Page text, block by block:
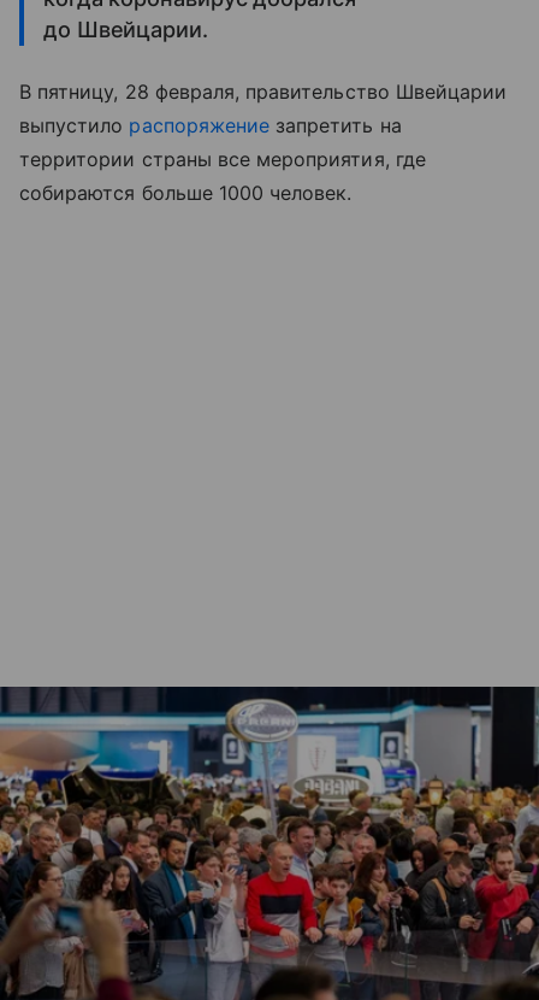
до Швейцарии.
В пятницу, 28 февраля, правительство Швейцарии
выпустило распоряжение запретить на
территории страны все мероприятия, где
собираются больше 1000 человек.